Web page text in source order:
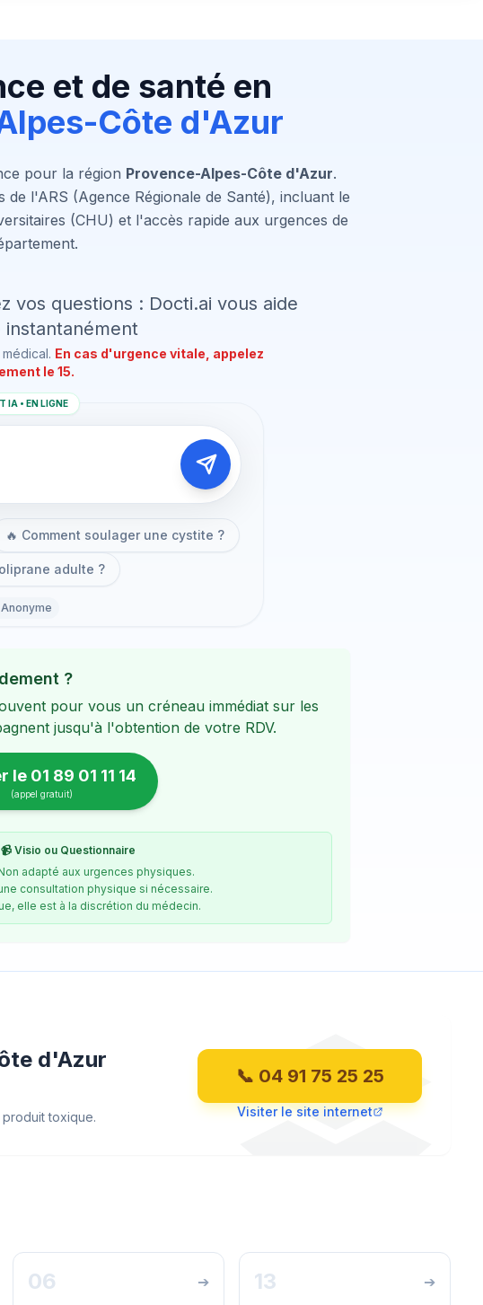
et de santé en
Côte d'Azur
pour la région Provence-Alpes-Côte d'Azur.
l'ARS (Agence Régionale de Santé), incluant le
(CHU) et l'accès rapide aux urgences de
vos questions : Docti.ai vous aide
En cas d'urgence vitale, appelez
le 15.
IA • EN LIGNE
🔥 Comment soulager une cystite ?
adulte ?
Anonyme
?
pour vous un créneau immédiat sur les
jusqu'à l'obtention de votre RDV.
le 01 89 01 11 14
(appel gratuit)
Visio ou Questionnaire
adapté aux urgences physiques.
consultation physique si nécessaire.
elle est à la discrétion du médecin.
d'Azur
toxique.
📞 04 91 75 25 25
Visiter le site internet
06 ➔ 13 ➔